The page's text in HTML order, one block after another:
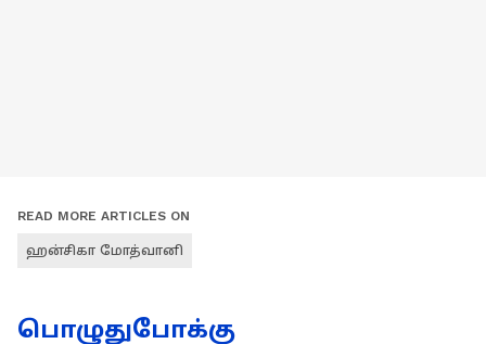
READ MORE ARTICLES ON
ஹன்சிகா மோத்வானி
பொழுதுபோக்கு